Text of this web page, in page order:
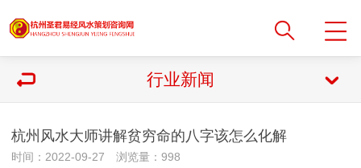
行业新闻
杭州风水大师讲解贫穷命的八字该怎么化解
时间：2022-09-27 浏览量：998